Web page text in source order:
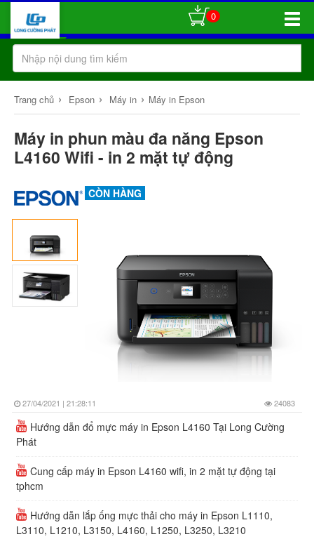
Toggle
0
Trang chủ › Epson › Máy in › Máy in Epson
Máy in phun màu đa năng Epson
L4160 Wifi - in 2 mặt tự động
CÒN HÀNG
27/04/2021 | 21:28:11 24083
Hướng dẫn đổ mực máy in Epson L4160 Tại Long Cường
Phát
Cung cấp máy in Epson L4160 wifi, in 2 mặt tự động tại
tphcm
Hướng dẫn lắp ống mực thải cho máy in Epson L1110,
L3110, L1210, L3150, L4160, L1250, L3250, L3210